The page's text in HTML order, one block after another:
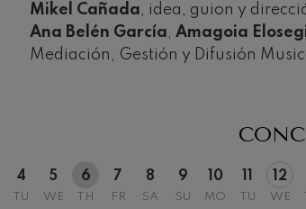
Mikel Cañada, idea, guion y
Ana Belén García, Amagoia
Mediación, Gestión y Difusión
4
TU
5
WE
6
TH
7
FR
8
SA
9
SU
10
MO TU
12
WE